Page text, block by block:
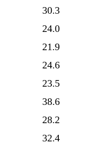
30.3
24.0
21.9
24.6
23.5
38.6
28.2
32.4